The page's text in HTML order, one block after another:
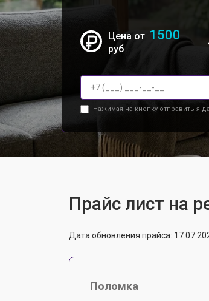
Цена от 1500
руб
Нажимая на кнопку отправить я
Прайс лист на
Дата обновления прайса:
Поломка